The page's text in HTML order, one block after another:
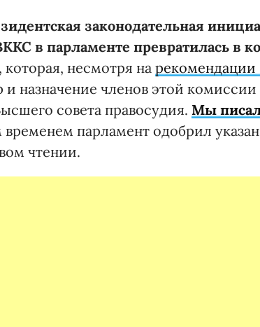
законодательная
в парламенте превратилась в
которая, несмотря на рекомендации
и назначение членов этой комиссии
совета правосудия. Мы
временем парламент одобрил
чтении.